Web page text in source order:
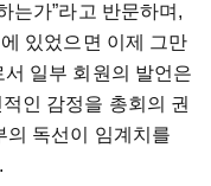
는가”라고 반문하며,
있었으면 이제 그만
일부 회원의 발언은
인 감정을 총회의 권
의 독선이 임계치를